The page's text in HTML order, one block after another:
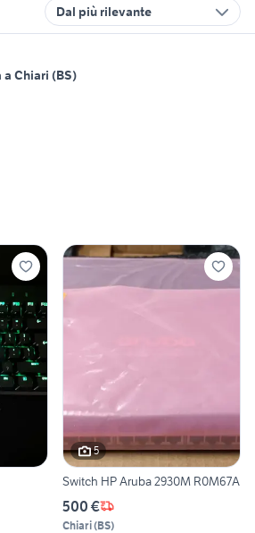
Dal più rilevante
Chiari (BS)
5
Switch HP Aruba 2930M R0M67A
500 €
Chiari(BS)